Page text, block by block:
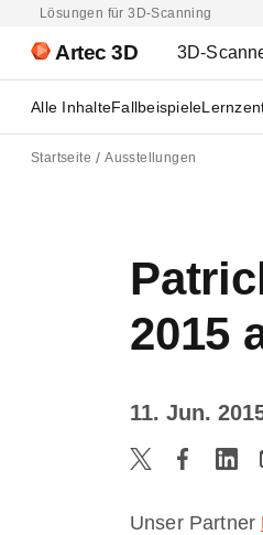
Lösungen für 3D-Scanning
Artec 3D 3D-
Alle InhalteFallbeispiele
Startseite Ausstellungen
2015
11. Jun.
Unser Partner